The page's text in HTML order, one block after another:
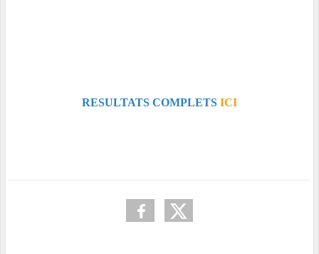
RESULTATS COMPLETS ICI